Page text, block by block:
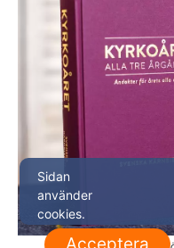
Sidan
använder
cookies.